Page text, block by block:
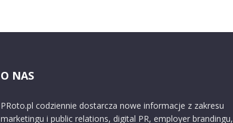
O NAS
PRoto.pl codziennie dostarcza nowe informacje z zakresu
marketingu i public relations, digital PR, employer brandingu,